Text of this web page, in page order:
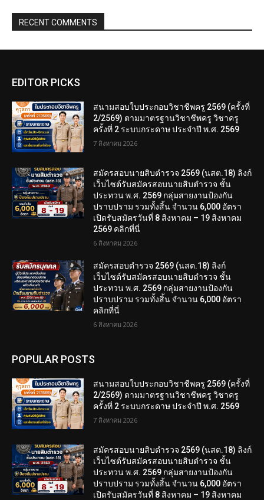
RECENT COMMENTS
EDITOR PICKS
สนามสอบใบประกอบวิชาชีพครู 2569 (ครั้งที่
2/2569) ตามมาตรฐานวิชาชีพครู วิชาครู
ครั้งที่ 2 ระบบกระดาษ ประจำปี พ.ศ. 2569
7 สิงหาคม 2026
สมัครสอบนายสิบตำรวจ 2569 (นสต.18) ลิงก์
เว็บไซต์รับสมัครสอบนายสิบตำรวจ ชั้น
ประทวน พ.ศ. 2569 กลุ่มสายงานป้องกัน
ปราบปราม รวมทั้งสิ้น จำนวน 6,000 อัตรา
เปิดรับสมัครวันที่ 8 สิงหาคม – 19 สิงหาคม
2569 คลิกที่นี่
6 สิงหาคม 2026
สมัครสอบตํารวจ 2569 (นสต.18) ลิงก์
เว็บไซต์รับสมัครสอบนายสิบตำรวจ ชั้น
ประทวน พ.ศ. 2569 กลุ่มสายงานป้องกัน
ปราบปราม รวมทั้งสิ้น จำนวน 6,000 อัตรา
คลิกที่นี่
6 สิงหาคม 2026
POPULAR POSTS
สนามสอบใบประกอบวิชาชีพครู 2569 (ครั้งที่
2/2569) ตามมาตรฐานวิชาชีพครู วิชาครู
ครั้งที่ 2 ระบบกระดาษ ประจำปี พ.ศ. 2569
7 สิงหาคม 2026
สมัครสอบนายสิบตำรวจ 2569 (นสต.18) ลิงก์
เว็บไซต์รับสมัครสอบนายสิบตำรวจ ชั้น
ประทวน พ.ศ. 2569 กลุ่มสายงานป้องกัน
ปราบปราม รวมทั้งสิ้น จำนวน 6,000 อัตรา
เปิดรับสมัครวันที่ 8 สิงหาคม – 19 สิงหาคม